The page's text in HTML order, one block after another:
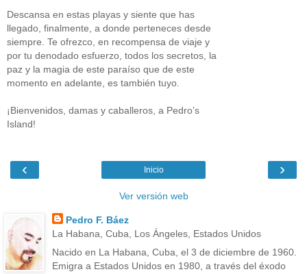
Descansa en estas playas y siente que has
llegado, finalmente, a donde perteneces desde
siempre. Te ofrezco, en recompensa de viaje y
por tu denodado esfuerzo, todos los secretos, la
paz y la magia de este paraíso que de este
momento en adelante, es también tuyo.
¡Bienvenidos, damas y caballeros, a Pedro’s
Island!
‹ ›
Inicio
Ver versión web
Pedro F. Báez
La Habana, Cuba, Los Ángeles, Estados Unidos
Nacido en La Habana, Cuba, el 3 de diciembre de 1960.
Emigra a Estados Unidos en 1980, a través del éxodo